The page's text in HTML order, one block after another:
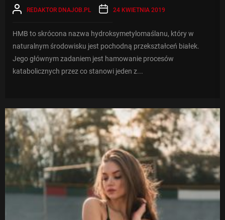
REDAKTOR DNAJOB.PL 24 KWIETNIA 2019
HMB to skrócona nazwa hydroksymetylomaślanu, który w
naturalnym środowisku jest pochodną przekształceń białek.
Jego głównym zadaniem jest hamowanie procesów
katabolicznych przez co stanowi jeden z...